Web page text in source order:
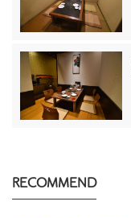
RECOMMEND